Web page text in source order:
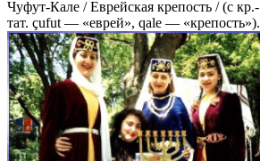
Чуфут-Кале / Еврейская крепость / (с кр.-
тат. çufut — «еврей», qale — «крепость»).